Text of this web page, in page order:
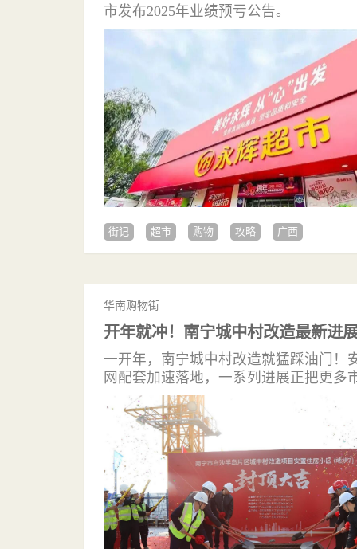
市发布2025年业绩预亏公告。
街记 超市 购物 攻略 广西
华南购物街
开年就冲！南宁城中村改造最新进
一开年，南宁城中村改造就猛踩油门！
网配套加速落地，一系列进展正把更多